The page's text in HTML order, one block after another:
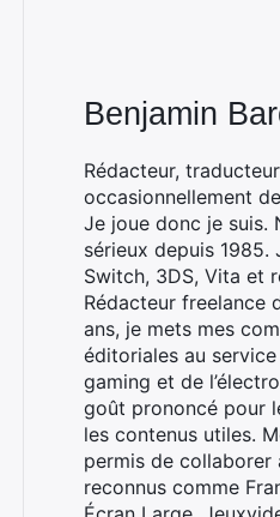
Benjamin
Rédacteur,
occasionnellement
Je joue donc je suis.
sérieux depuis 1985.
Switch, 3DS, Vita et
Rédacteur freelance
ans, je mets mes
éditoriales au
gaming et de
goût prononcé pour
les contenus utiles.
permis de collaborer
reconnus comme